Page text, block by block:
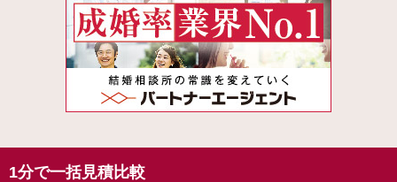
1分で一括見積比較